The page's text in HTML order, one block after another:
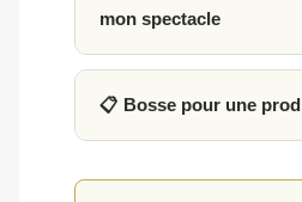
mon spectacle
📋 Bosse pour une prod